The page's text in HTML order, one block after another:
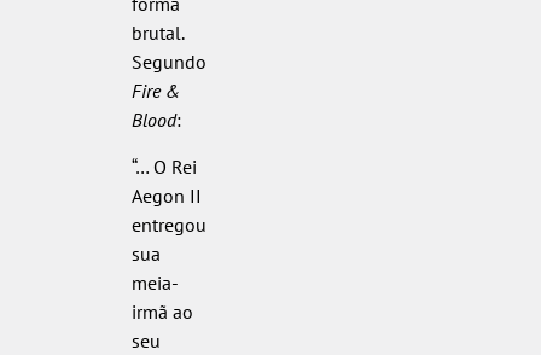
brutal.
Segundo
Fire &
Blood:
“… O Rei
Aegon II
entregou
sua
meia-
irmã ao
seu